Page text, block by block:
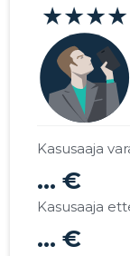
★★★★
Kasusaaja
... €
Kasusaaja
... €